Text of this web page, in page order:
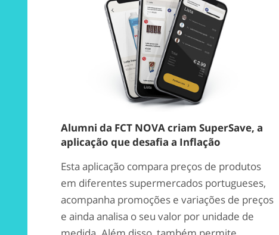
Alumni da FCT NOVA criam SuperSave, a
aplicação que desafia a Inflação
Esta aplicação compara preços de produtos
em diferentes supermercados portugueses,
acompanha promoções e variações de preços
e ainda analisa o seu valor por unidade de